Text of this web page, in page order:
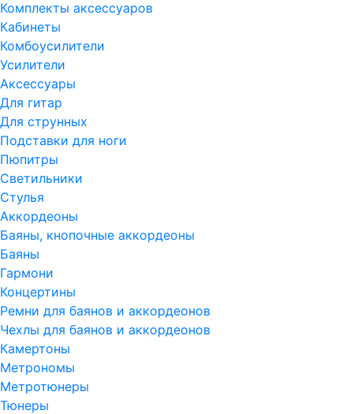
Комплекты аксессуаров
Кабинеты
Комбоусилители
Усилители
Аксессуары
Для гитар
Для струнных
Подставки для ноги
Пюпитры
Светильники
Стулья
Аккордеоны
Баяны, кнопочные аккордеоны
Баяны
Гармони
Концертины
Ремни для баянов и аккордеонов
Чехлы для баянов и аккордеонов
Камертоны
Метрономы
Метротюнеры
Тюнеры